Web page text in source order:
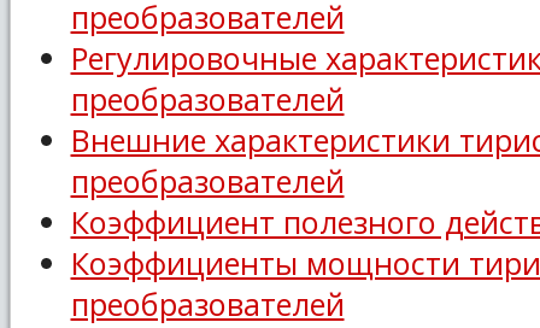
преобразователей
Регулировочные
преобразователей
Внешние характеристики
преобразователей
Коэффициент полезного
Коэффициенты мощности
преобразователей